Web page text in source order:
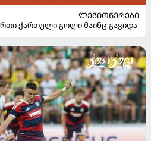
ᲚᲔᲒᲘᲝᲜᲔᲠᲔᲑᲘ
ქართული გოლი მაინც გავიდა